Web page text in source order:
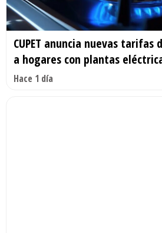
CUPET anuncia nuevas
a hogares con plantas
Hace 1 día